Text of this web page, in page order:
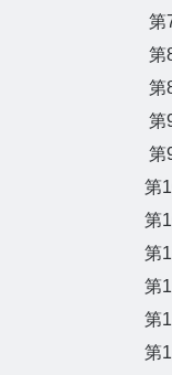
第
第
第
第
第
第
第
第
第
第
第